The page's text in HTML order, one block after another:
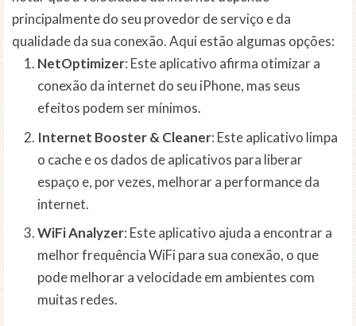
principalmente do seu provedor de serviço e da
qualidade da sua conexão. Aqui estão algumas opções:
NetOptimizer: Este aplicativo afirma otimizar a
conexão da internet do seu iPhone, mas seus
efeitos podem ser mínimos.
Internet Booster & Cleaner: Este aplicativo limpa
o cache e os dados de aplicativos para liberar
espaço e, por vezes, melhorar a performance da
internet.
WiFi Analyzer: Este aplicativo ajuda a encontrar a
melhor frequência WiFi para sua conexão, o que
pode melhorar a velocidade em ambientes com
muitas redes.